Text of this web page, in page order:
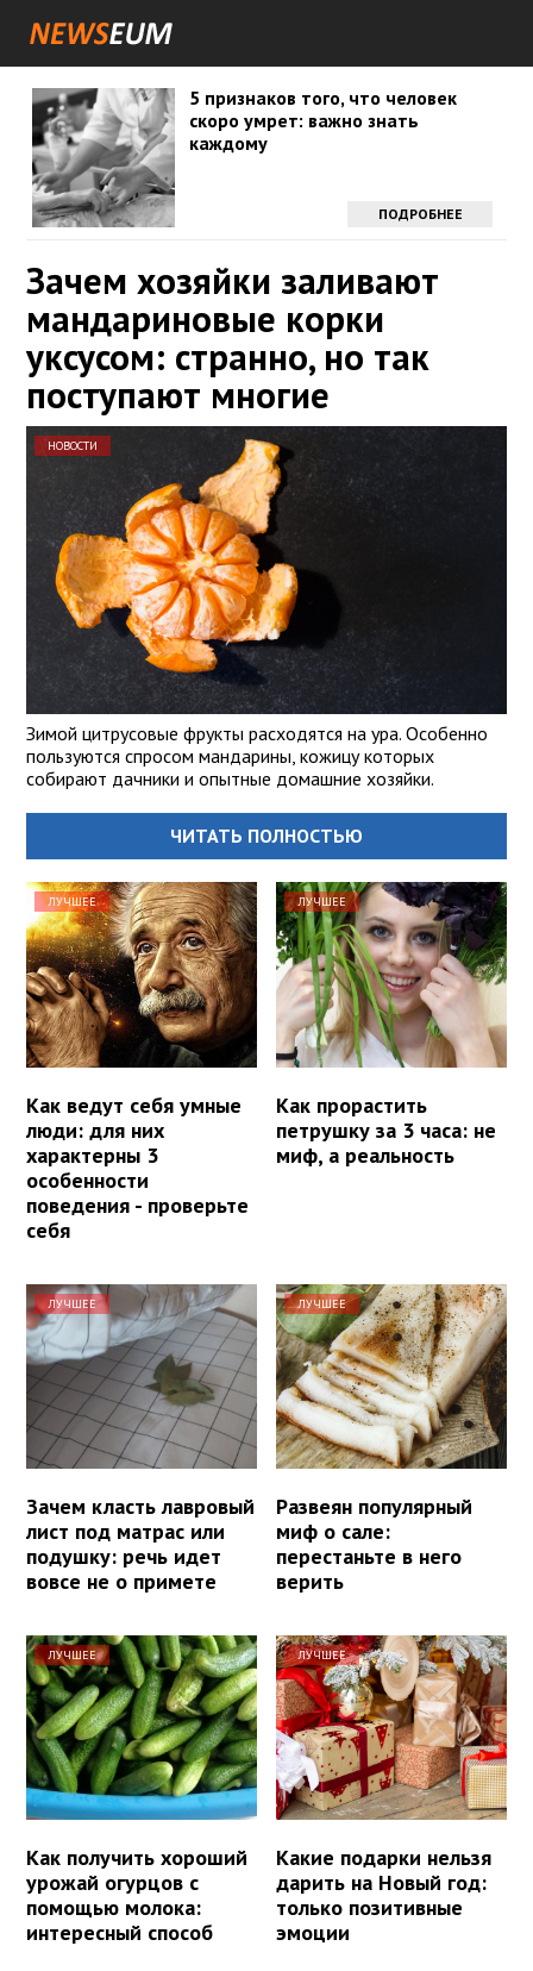
5 признаков того, что человек
скоро умрет: важно знать
каждому
ПОДРОБНЕЕ
Зачем хозяйки заливают
мандариновые корки
уксусом: странно, но так
поступают многие
НОВОСТИ
Зимой цитрусовые фрукты расходятся на ура. Особенно
пользуются спросом мандарины, кожицу которых
собирают дачники и опытные домашние хозяйки.
ЧИТАТЬ ПОЛНОСТЬЮ
ЛУЧШЕЕ
Как ведут себя умные
люди: для них
характерны 3
особенности
поведения - проверьте
себя
ЛУЧШЕЕ
Как прорастить
петрушку за 3 часа: не
миф, а реальность
ЛУЧШЕЕ
Зачем класть лавровый
лист под матрас или
подушку: речь идет
вовсе не о примете
ЛУЧШЕЕ
Развеян популярный
миф о сале:
перестаньте в него
верить
ЛУЧШЕЕ
Как получить хороший
урожай огурцов с
помощью молока:
интересный способ
ЛУЧШЕЕ
Какие подарки нельзя
дарить на Новый год:
только позитивные
эмоции